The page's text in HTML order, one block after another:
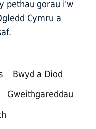
pethau gorau i'w
Cymru a
Bwyd a Diod
Gweithgareddau